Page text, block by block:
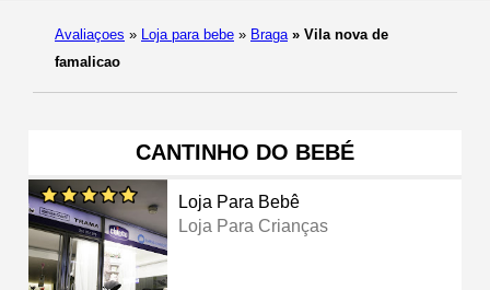
Avaliaçoes » Loja para bebe » Braga » Vila nova de
famalicao
CANTINHO DO BEBÉ
Loja Para Bebê
Loja Para Crianças